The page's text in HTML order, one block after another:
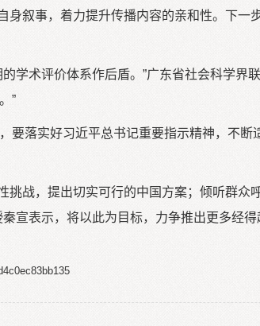
叙事，着力提升传播内容的亲和性。下一
学术评价体系作后盾。”广东省社会科学界
”
落实好习近平总书记重要指示精神，不断
挑战，提出切实可行的中国方案；倾听群
宣表示，将以此为目标，力争推出更多经